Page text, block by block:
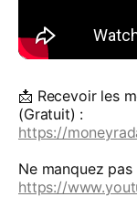
📩 Recevoir les
(Gratuit) :
https://
Ne manquez
https://